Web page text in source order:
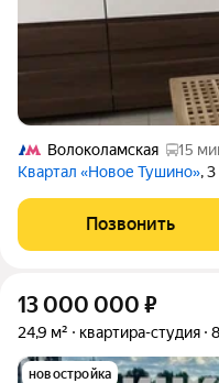
Волоколамская
15
Квартал «Новое Тушино»,
Позвонить
13 000 000 ₽
24,9 м² квартира-студия
новостройка